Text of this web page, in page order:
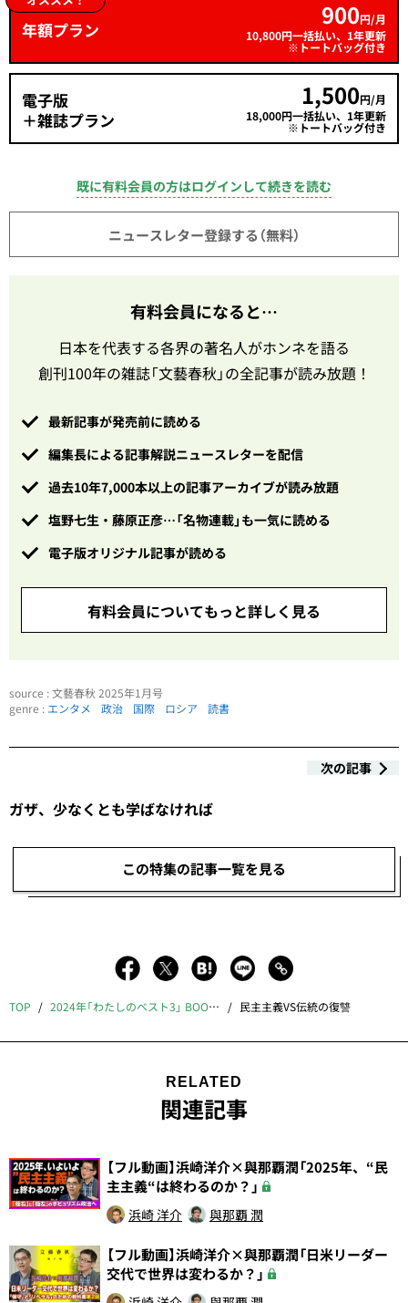
年額プラン 900円/月
10,800円一括払い、1年更新
※トートバッグ付き
電子版
＋雑誌プラン
1,500円/月
18,000円一括払い、1年更新
※トートバッグ付き
既に有料会員の方はログインして続きを読む
ニュースレター登録する（無料）
有料会員になると…
日本を代表する各界の著名人がホンネを語る
創刊100年の雑誌「文藝春秋」の全記事が読み放題！
最新記事が発売前に読める
編集長による記事解説ニュースレターを配信
過去10年7,000本以上の記事アーカイブが読み放題
塩野七生・藤原正彦…「名物連載」も一気に読める
電子版オリジナル記事が読める
有料会員についてもっと詳しく見る
source : 文藝春秋 2025年1月号
genre : エンタメ 政治 国際 ロシア 読書
次の記事
ガザ、少なくとも学ばなければ
この特集の記事一覧を見る
TOP 2024年「わたしのベスト3」 BOOK倶楽部特別篇 民主主義VS伝統の復讐
RELATED
関連記事
【フル動画】浜崎洋介×與那覇潤「2025年、“民
主主義“は終わるのか？」
浜崎 洋介 與那覇 潤
【フル動画】浜崎洋介×與那覇潤「日米リーダー
交代で世界は変わるか？」